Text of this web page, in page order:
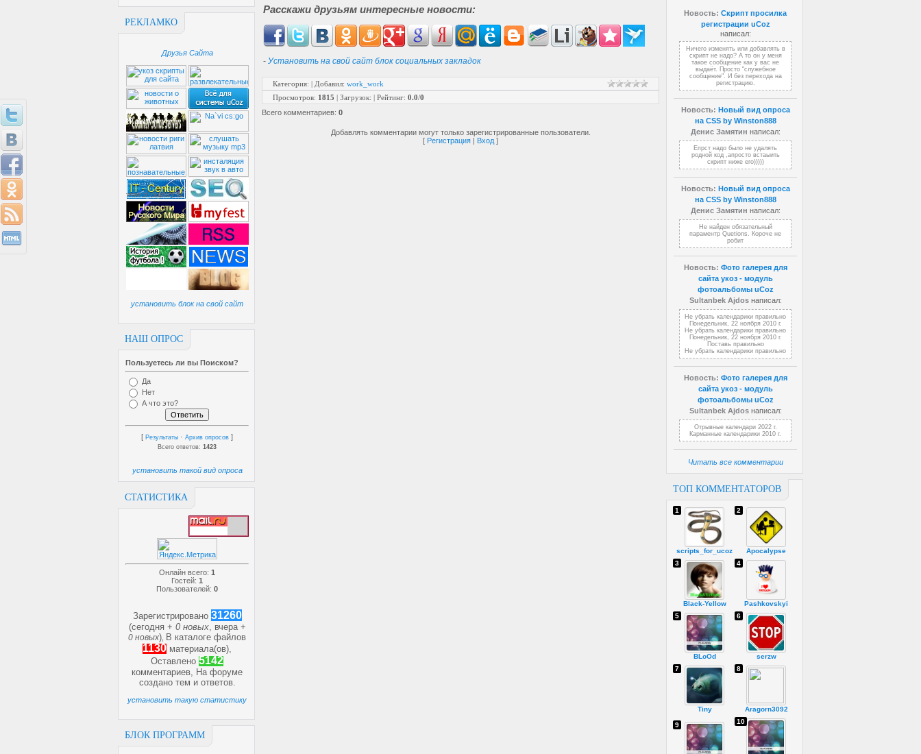
РЕКЛАМКО
Друзья Сайта
установить блок на свой сайт
НАШ ОПРОС
Пользуетесь ли вы Поиском?
Да
Нет
А что это?
[ Результаты · Архив опросов ]
Всего ответов: 1423
установить такой вид опроса
СТАТИСТИКА
Онлайн всего: 1
Гостей: 1
Пользователей: 0
Зарегистрировано 31260
(сегодня + 0 новых, вчера +
0 новых) В каталоге файлов
1130 материала(ов),
Оставлено 5142
комментариев, На форуме
создано тем и ответов.
установить такую статистику
БЛОК ПРОГРАММ
Новость: Скрипт просилка
регистрации uCoz
написал:
Ничего изменять или добавлять в
скрипт не надо? А то он у меня
такое сообщение как у вас не
выдаёт. Просто "служебное
сообщение". И без перехода на
регистрацию.
Новость: Новый вид опроса
на CSS by Winston888
Денис Замятин написал:
Епрст надо было не удалять
родной код ,апросто встаыить
скрипт ниже его)))))
Новость: Новый вид опроса
на CSS by Winston888
Денис Замятин написал:
Не найден обязательный
параментр Quetions. Короче не
робит
Новость: Фото галерея для
сайта укоз - модуль
фотоальбомы uCoz
Sultanbek Ajdosнаписал:
Не убрать календарики правильно
Понедельник, 22 ноября 2010 г.
Не убрать календарики правильно
Понедельник, 22 ноября 2010 г.
Поставь правильно
Не убрать календарики правильно
Новость: Фото галерея для
сайта укоз - модуль
фотоальбомы uCoz
Sultanbek Ajdosнаписал:
Отрывные календари 2022 г.
Карманные календарики 2010 г.
Читать все комментарии
ТОП КОММЕНТАТОРОВ
scripts_for_ucoz
1
Apocalypse
2
Black-Yellow
3
Pashkovskyi
4
BLoOd
5
serzw
6
Tiny
7
Aragorn3092
8
9 10
Расскажи друзьям интересные новости:
- Установить на свой сайт блок социальных закладок
Категория: | Добавил: work_work
Просмотров: 1815 | Загрузок: | Рейтинг: 0.0/0
Всего комментариев: 0
Добавлять комментарии могут только зарегистрированные пользователи.
[ Регистрация | Вход ]